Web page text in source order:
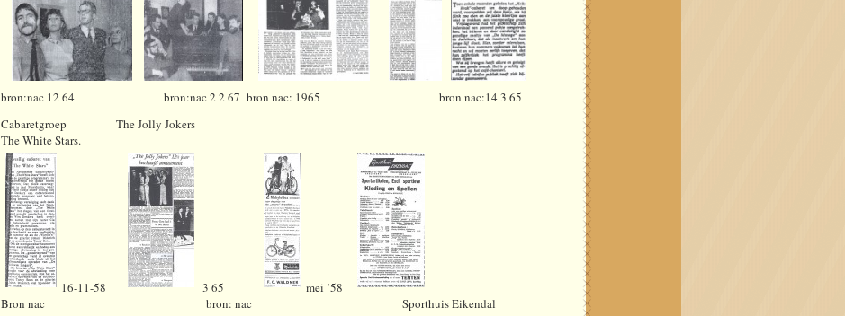
bron:nac 12 64 bron:nac 2 2 67 bron nac: 1965 bron nac:14 3 65
Cabaretgroep The Jolly Jokers
The White Stars.
16-11-58 3 65
mei ’58
Bron nac bron: nac Sporthuis Eikendal